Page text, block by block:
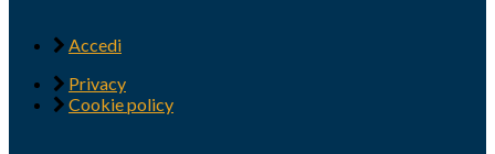
Accedi
Privacy
Cookie policy